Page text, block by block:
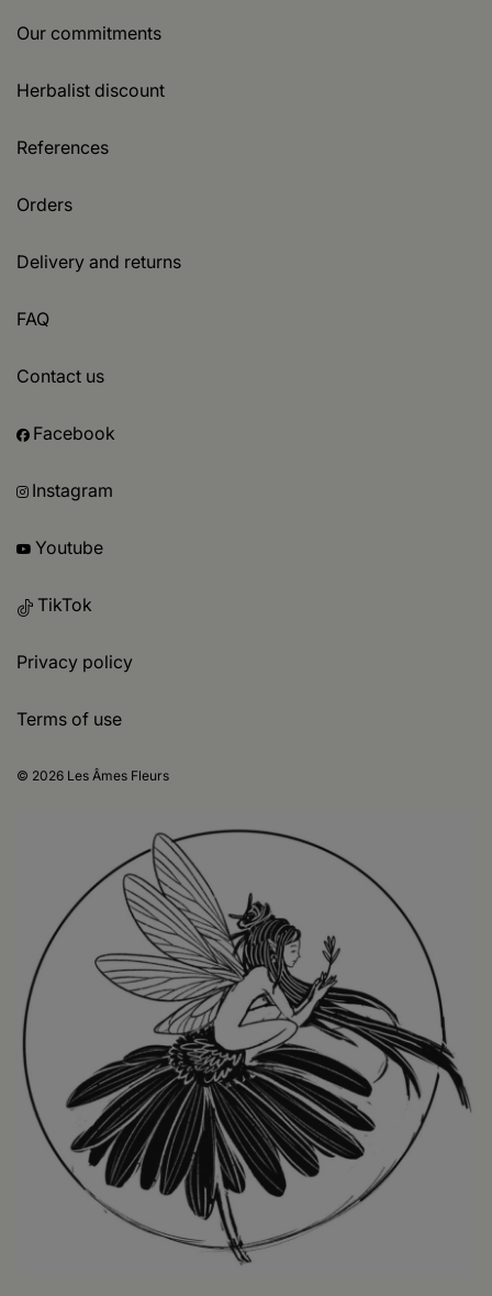
Our commitments
Herbalist discount
References
Orders
Delivery and returns
FAQ
Contact us
Facebook
Instagram
Youtube
TikTok
Privacy policy
Terms of use
© 2026 Les Âmes Fleurs